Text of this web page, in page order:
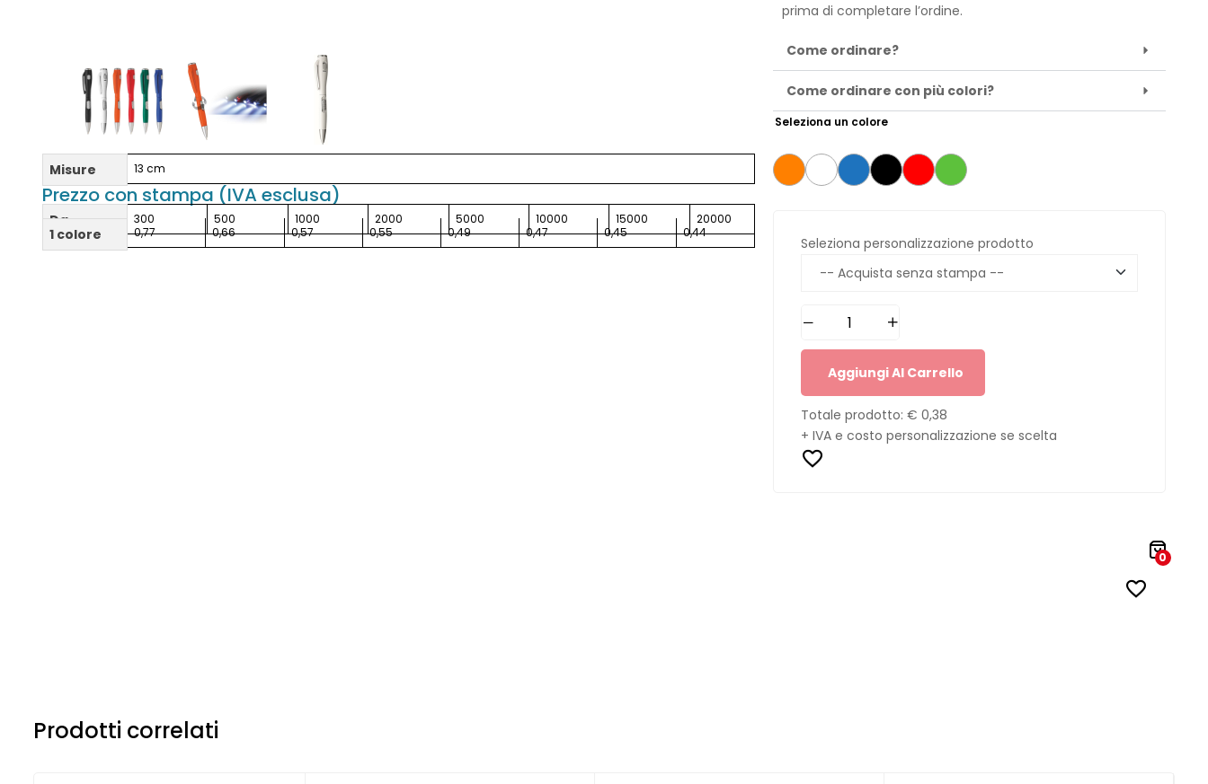
Misure 13 cm
Prezzo con stampa (IVA esclusa)
Da 300 500 1000 2000 5000 10000 15000 20000
1 colore 0,77 0,66 0,57 0,55 0,49 0,47 0,45 0,44
prima di completare l’ordine.
Come ordinare?
Come ordinare con più colori?
Seleziona un colore
Seleziona personalizzazione prodotto
Aggiungi Al Carrello
Totale prodotto: € 0,38
+ IVA e costo personalizzazione se scelta
0
Prodotti correlati